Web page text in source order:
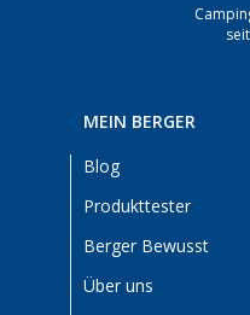
MEIN BERGER
Blog
Produkttester
Berger Bewusst
Über uns